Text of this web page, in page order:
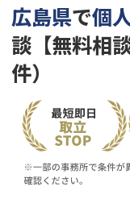
広島県で個
談【無料相
件）